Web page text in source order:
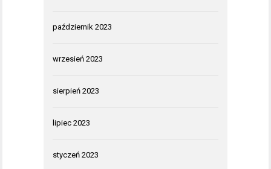
październik 2023
wrzesień 2023
sierpień 2023
lipiec 2023
styczeń 2023